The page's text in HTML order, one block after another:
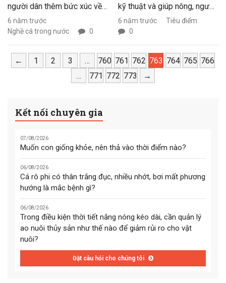
người dân thêm bức xúc về
nguồn nước bị ô nhiễm.
6 năm trước
Nghề cá trong nước
0
kỹ thuật và giúp nông, ngư
dân nâng cao hiệu quả sản
xuất, đảm bảo an toàn vệ
sinh thực phẩm, bảo vệ môi
trường vì sự phát triển ổn
định bền vững. Tạp chí Thủy
học, để bà con có thêm kiến
thức trong quá trình canh tác.
với sự phối hợp của Chương
trình “Đồng hành cùng nhà
6 năm trước
Tiêu điểm
0
← 1 2 3 … 760 761 762 763 764 765 766
…
771 772 773 →
Kết nối chuyên gia
07/08/2026
Muốn con giống khỏe, nên thả vào thời điểm nào?
06/08/2026
Cá rô phi có thân trắng đục, nhiều nhớt, bơi mất phương
hướng là mắc bệnh gì?
06/08/2026
Trong điều kiện thời tiết nắng nóng kéo dài, cần quản lý
ao nuôi thủy sản như thế nào để giảm rủi ro cho vật
nuôi?
Đặt câu hỏi cho chúng tôi